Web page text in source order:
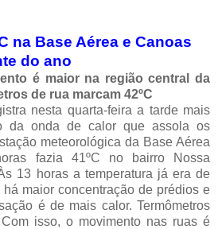
na Base Aérea e Canoas
do ano
é maior na região central da
de rua marcam 42ºC
nesta quarta-feira a tarde mais
da onda de calor que assola os
meteorológica da Base Aérea
fazia 41ºC no bairro Nossa
13 horas a temperatura já era de
maior concentração de prédios e
é de mais calor. Termômetros
isso, o movimento nas ruas é